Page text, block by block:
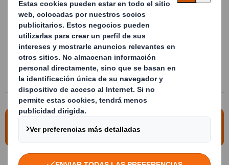
Reduce los movimientos en fábrica
Facilita la sincronización de entregas (Kanban...)
Ahorro de costes totales
Apilable en estático y en dinámico
Estable y seguro en el apilamiento
Para más información, contacte con
nosotros!